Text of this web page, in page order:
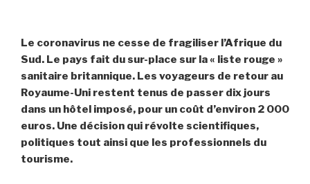
Le coronavirus ne cesse de fragiliser l’Afrique du
Sud. Le pays fait du sur-place sur la « liste rouge »
sanitaire britannique. Les voyageurs de retour au
Royaume-Uni restent tenus de passer dix jours
dans un hôtel imposé, pour un coût d’environ 2 000
euros. Une décision qui révolte scientifiques,
politiques tout ainsi que les professionnels du
tourisme.